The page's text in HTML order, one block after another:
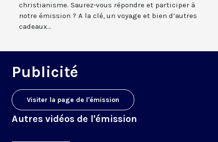
christianisme. Saurez-vous répondre et participer à
notre émission ? A la clé, un voyage et bien d’autres
cadeaux...
Publicité
Visiter la page de l'émission
Autres vidéos de l'émission